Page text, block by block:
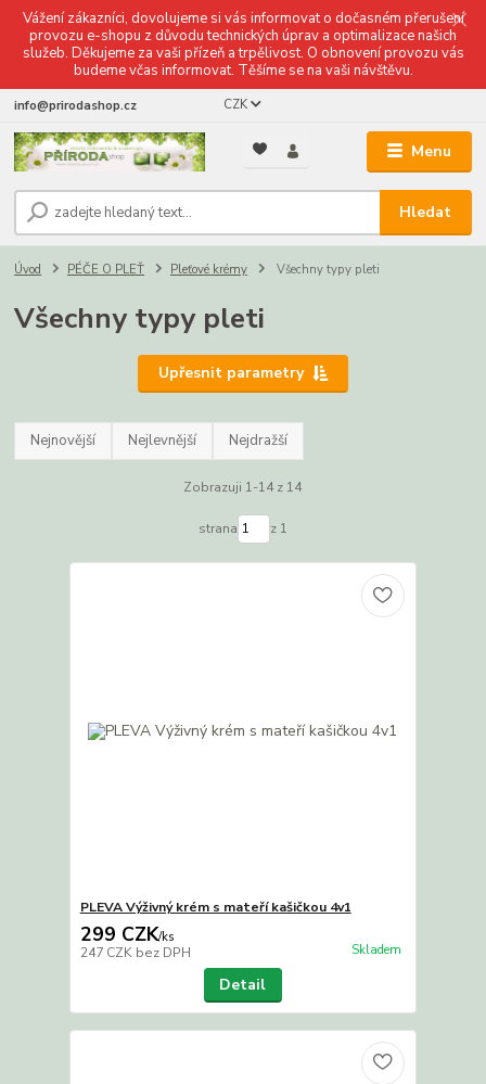
Vážení zákazníci, dovolujeme si vás informovat o dočasném přerušení
provozu e-shopu z důvodu technických úprav a optimalizace našich
služeb. Děkujeme za vaši přízeň a trpělivost. O obnovení provozu vás
budeme včas informovat. Těšíme se na vaši návštěvu.
Menu
CZK
Hledat
info@prirodashop.cz
Úvod PÉČE O PLEŤ Pleťové krémy Všechny typy pleti
Všechny typy pleti
Upřesnit parametry
Nejnovější Nejlevnější Nejdražší
Zobrazuji 1-14 z 14
strana z 1
PLEVA Výživný krém s mateří kašičkou 4v1
299 CZK/ks
247 CZK bez DPH Skladem
Detail